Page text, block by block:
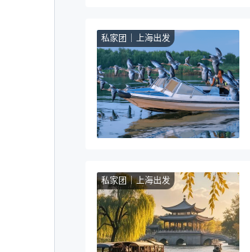
私家团 上海出发
私家团 上海出发